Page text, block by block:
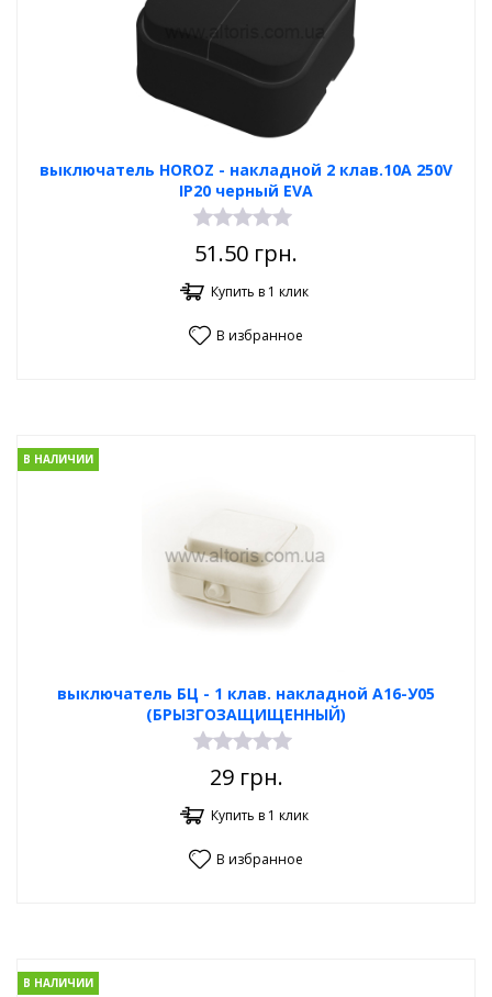
выключатель HOROZ - накладной 2 клав.10А 250V
IP20 черный EVA
51.50 грн.
Купить в 1 клик
В избранное
выключатель БЦ - 1 клав. накладной A16-У05
(БРЫЗГОЗАЩИЩЕННЫЙ)
В НАЛИЧИИ
29грн.
Купить в 1 клик
В избранное
В НАЛИЧИИ